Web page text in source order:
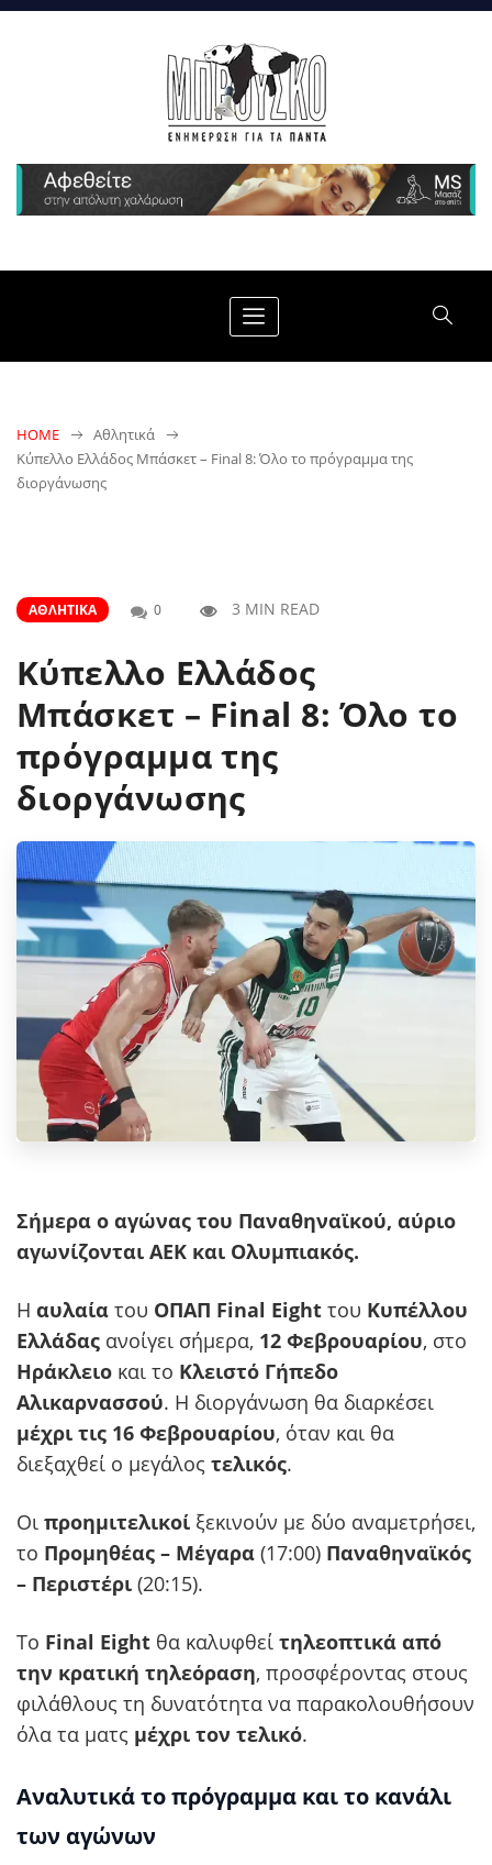
HOME
Αθλητικά
Κύπελλο Ελλάδος Μπάσκετ – Final 8: Όλο το πρόγραμμα της
διοργάνωσης
ΑΘΛΗΤΙΚΆ 0 3 MIN READ
Κύπελλο Ελλάδος
Μπάσκετ – Final 8: Όλο το
πρόγραμμα της
διοργάνωσης
Σήμερα ο αγώνας του Παναθηναϊκού, αύριο
αγωνίζονται ΑΕΚ και Ολυμπιακός.
Η αυλαία του ΟΠΑΠ Final Eight του Κυπέλλου
Ελλάδας ανοίγει σήμερα, 12 Φεβρουαρίου, στο
Ηράκλειο και το Κλειστό Γήπεδο
Aλικαρνασσού. Η διοργάνωση θα διαρκέσει
μέχρι τις 16 Φεβρουαρίου, όταν και θα
διεξαχθεί ο μεγάλος τελικός.
Οι προημιτελικοί ξεκινούν με δύο αναμετρήσει,
το Προμηθέας – Μέγαρα (17:00) Παναθηναϊκός
– Περιστέρι (20:15).
Το Final Eight θα καλυφθεί τηλεοπτικά από
την κρατική τηλεόραση, προσφέροντας στους
φιλάθλους τη δυνατότητα να παρακολουθήσουν
όλα τα ματς μέχρι τον τελικό.
Αναλυτικά το πρόγραμμα και το κανάλι
των αγώνων